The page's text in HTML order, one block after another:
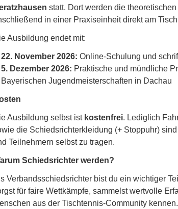
statt. Dort werden die
in einer Praxiseinheit direkt am
Ausbildung endet mit:
22. November 2026: Online-Schulung und
5. Dezember 2026: Praktische und mündliche
Bayerischen Jugendmeisterschaften in Dachau
Ausbildung selbst ist kostenfrei. Lediglich
die Schiedsrichterkleidung (+ Stoppuhr)
Teilnehmern selbst zu tragen.
Schiedsrichter werden?
Verbandsschiedsrichter bist du ein wichtiger
für faire Wettkämpfe, sammelst wertvolle
aus der Tischtennis-Community